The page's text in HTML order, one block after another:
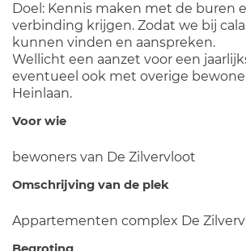
Doel: Kennis maken met de buren
verbinding krijgen. Zodat we bij
kunnen vinden en aanspreken.
Wellicht een aanzet voor een
eventueel ook met overige
Heinlaan.
Voor wie
bewoners van De Zilvervloot
Omschrijving van de plek
Appartementen complex De